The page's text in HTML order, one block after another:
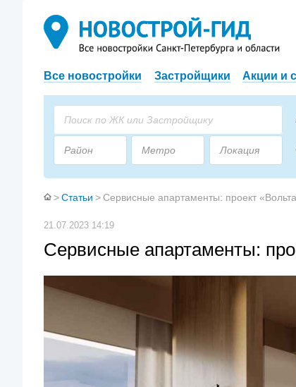
Все новостройки Застройщики Акции и
Район Метро Локация
>Статьи >Сервисные апартаменты: проект
21.07.2023 14:19
Сервисные апартаменты: